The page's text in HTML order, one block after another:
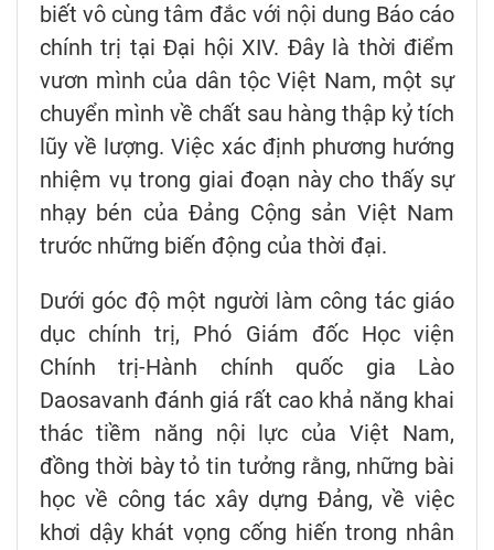
biết vô cùng tâm đắc với nội dung Báo cáo
chính trị tại Đại hội XIV. Đây là thời điểm
vươn mình của dân tộc Việt Nam, một sự
chuyển mình về chất sau hàng thập kỷ tích
lũy về lượng. Việc xác định phương hướng
nhiệm vụ trong giai đoạn này cho thấy sự
nhạy bén của Đảng Cộng sản Việt Nam
trước những biến động của thời đại.
Dưới góc độ một người làm công tác giáo
dục chính trị, Phó Giám đốc Học viện
Chính trị-Hành chính quốc gia Lào
Daosavanh đánh giá rất cao khả năng khai
thác tiềm năng nội lực của Việt Nam,
đồng thời bày tỏ tin tưởng rằng, những bài
học về công tác xây dựng Đảng, về việc
khơi dậy khát vọng cống hiến trong nhân